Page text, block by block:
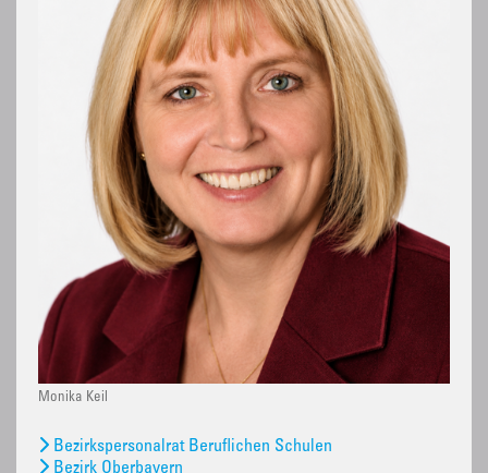
Monika Keil
Bezirkspersonalrat Beruflichen Schulen
Bezirk Oberbayern